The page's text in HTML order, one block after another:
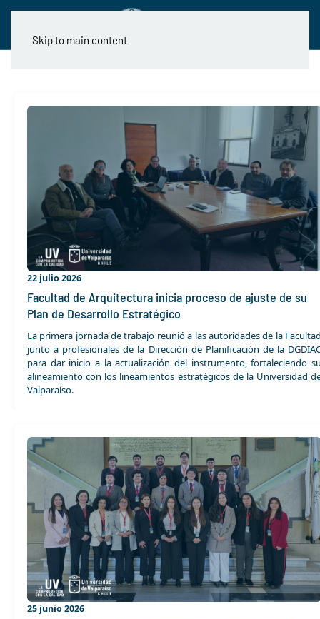
Skip to main content
22 julio 2026
Facultad de Arquitectura inicia proceso de ajuste de su
Plan de Desarrollo Estratégico
La primera jornada de trabajo reunió a las autoridades de la
junto a profesionales de la Dirección de Planificación de la
para dar inicio a la actualización del instrumento, fortaleciendo
alineamiento con los lineamientos estratégicos de la Universidad
Valparaíso.
25 junio 2026